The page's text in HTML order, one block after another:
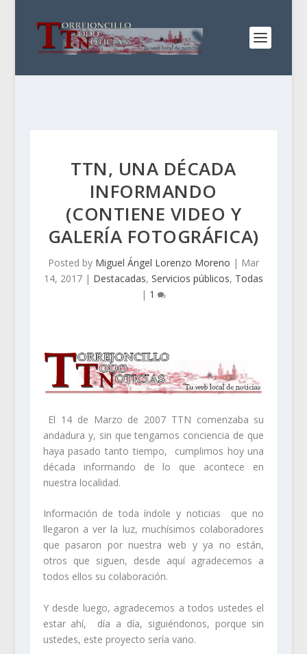
TTN, UNA DÉCADA
INFORMANDO
(CONTIENE VIDEO Y
GALERÍA FOTOGRÁFICA)
Posted by Miguel Ángel Lorenzo Moreno | Mar
14, 2017| Destacadas, Servicios públicos, Todas
| 1
El 14 de Marzo de 2007 TTN comenzaba su
andadura y, sin que tengamos conciencia de que
haya pasado tanto tiempo, cumplimos hoy una
década informando de lo que acontece en
nuestra localidad.
Información de toda índole y noticias que no
llegaron a ver la luz, muchísimos colaboradores
que pasaron por nuestra web y ya no están,
otros que siguen, desde aquí agradecemos a
todos ellos su colaboración.
Y desde luego, agradecemos a todos ustedes el
estar ahí, día a día, siguiéndonos, porque sin
ustedes, este proyecto sería vano.